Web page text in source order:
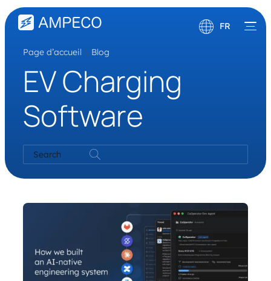
FR
Page d’accueil \ Blog
EV Charging
Software
Search